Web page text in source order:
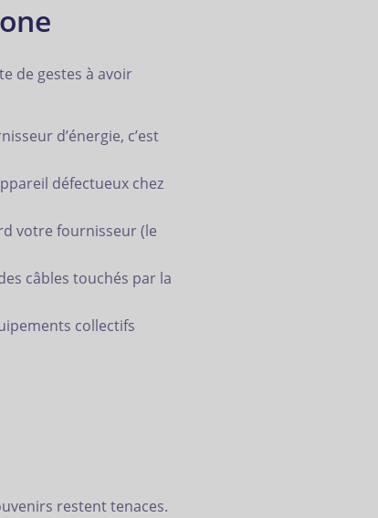
de gestes à avoir
d’énergie, c’est
défectueux chez
votre fournisseur (le
câbles touchés par la
collectifs
restent tenaces.